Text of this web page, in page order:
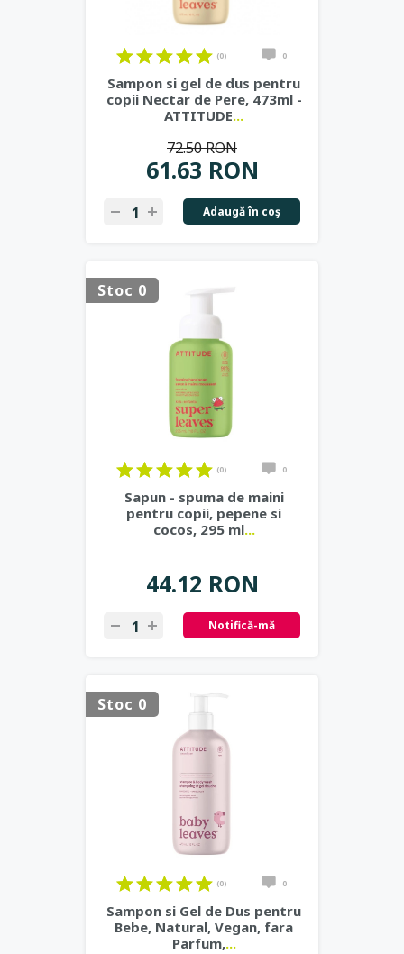
(0) 0
Sampon si gel de dus pentru
copii Nectar de Pere, 473ml -
ATTITUDE...
61.63 RON
72.50 RON
Adaugă în coş
Stoc 0
(0) 0
Sapun - spuma de maini
pentru copii, pepene si
cocos, 295 ml...
44.12 RON
Notifică-mă
Stoc 0
(0) 0
Sampon si Gel de Dus pentru
Bebe, Natural, Vegan, fara
Parfum,...